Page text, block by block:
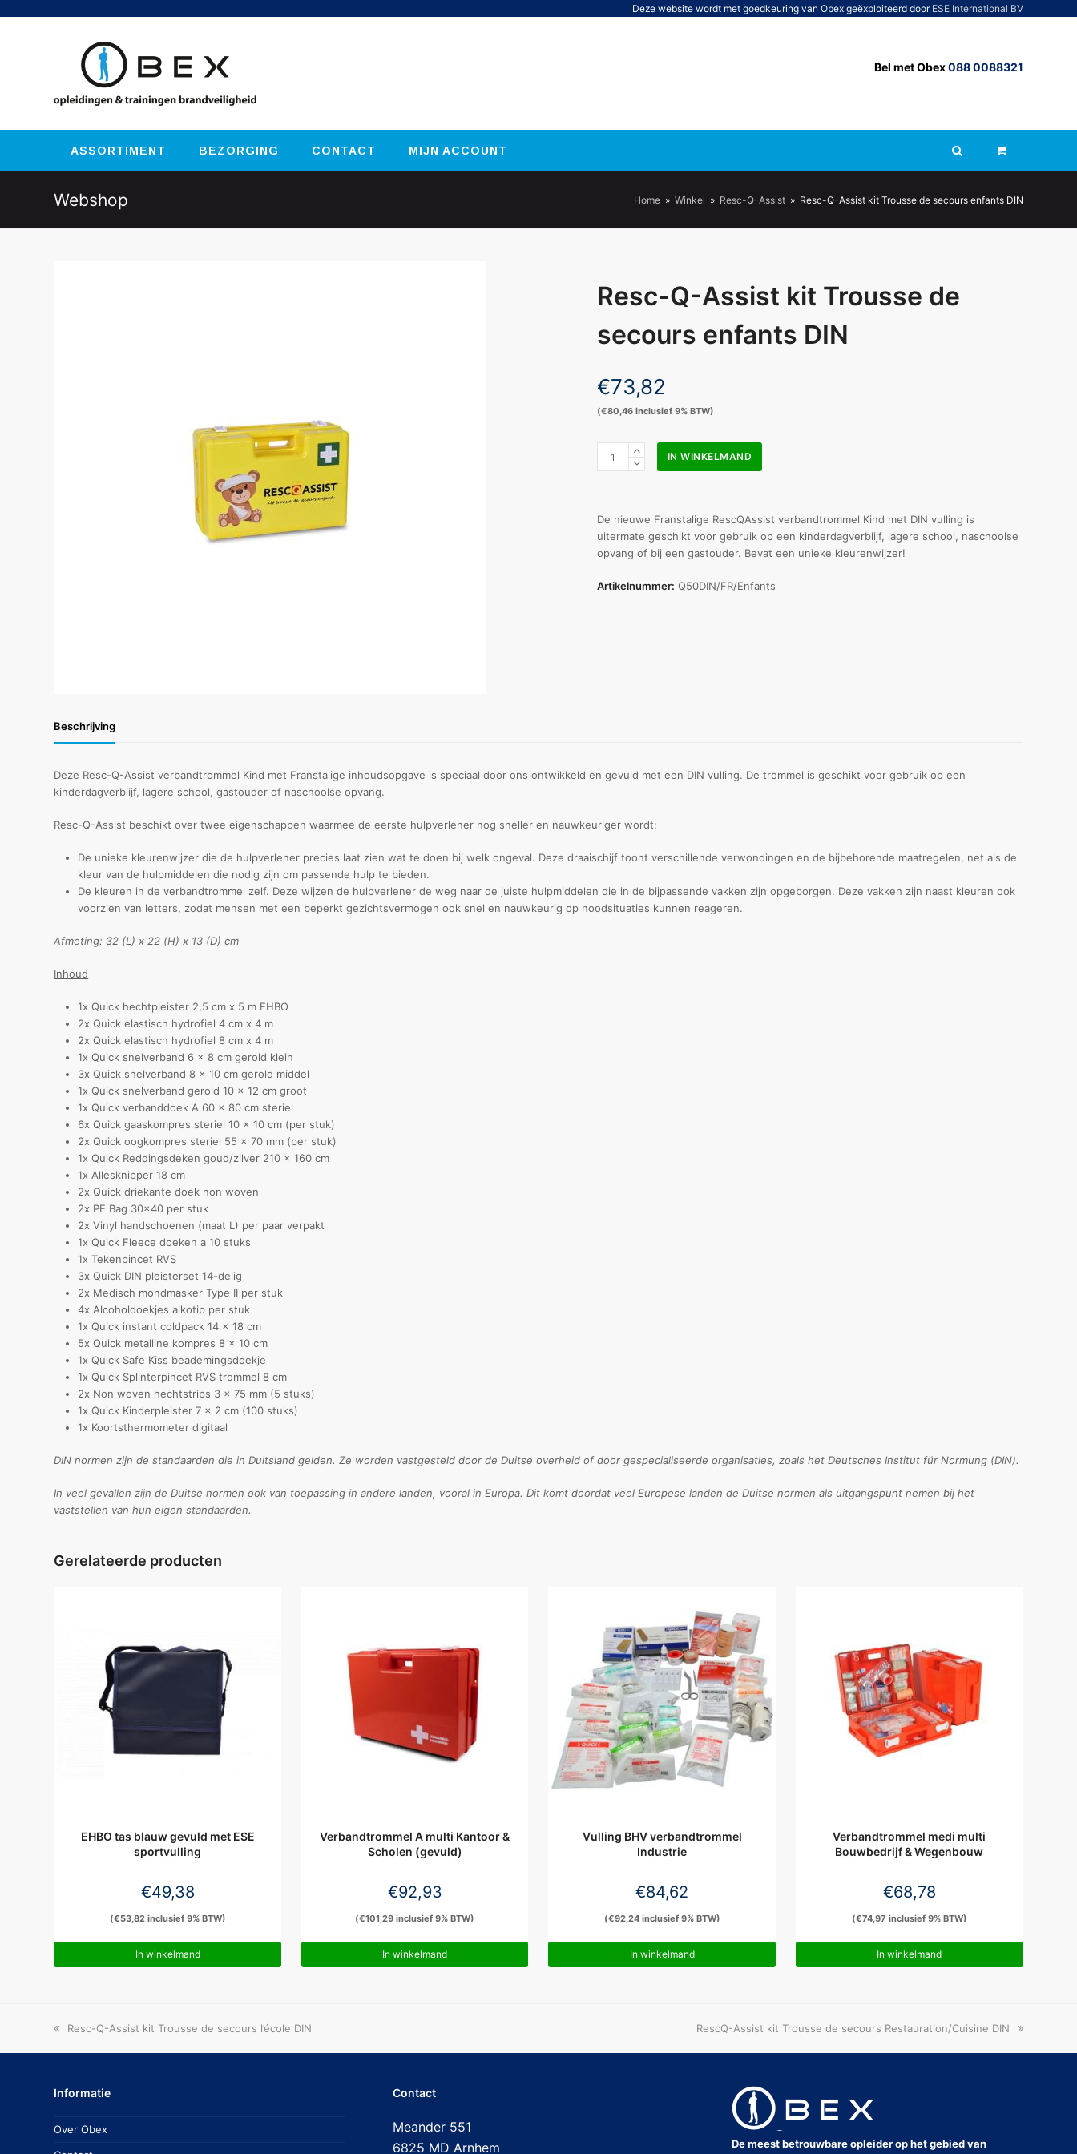
Deze website wordt met goedkeuring van Obex geëxploiteerd door ESE International BV
Bel met Obex088 0088321
ASSORTIMENT BEZORGING CONTACT MIJN ACCOUNT
Webshop Home » Winkel » Resc-Q-Assist » Resc-Q-Assist kit Trousse de secours enfants DIN
Resc-Q-Assist kit Trousse de
secours enfants DIN
€73,82
(€80,46inclusief 9% BTW)
Trousse
de
secours
DIN
IN WINKELMAND
De nieuwe Franstalige RescQAssist verbandtrommel Kind met DIN vulling is
uitermate geschikt voor gebruik op een kinderdagverblijf, lagere school, naschoolse
opvang of bij een gastouder. Bevat een unieke kleurenwijzer!
Artikelnummer: Q50DIN/FR/Enfants
Beschrijving
Deze Resc-Q-Assist verbandtrommel Kind met Franstalige inhoudsopgave is speciaal door ons ontwikkeld en gevuld met een DIN vulling. De trommel is geschikt voor gebruik op een
kinderdagverblijf, lagere school, gastouder of naschoolse opvang.
Resc-Q-Assist beschikt over twee eigenschappen waarmee de eerste hulpverlener nog sneller en nauwkeuriger wordt:
De unieke kleurenwijzer die de hulpverlener precies laat zien wat te doen bij welk ongeval. Deze draaischijf toont verschillende verwondingen en de bijbehorende maatregelen, net als de
kleur van de hulpmiddelen die nodig zijn om passende hulp te bieden.
De kleuren in de verbandtrommel zelf. Deze wijzen de hulpverlener de weg naar de juiste hulpmiddelen die in de bijpassende vakken zijn opgeborgen. Deze vakken zijn naast kleuren ook
voorzien van letters, zodat mensen met een beperkt gezichtsvermogen ook snel en nauwkeurig op noodsituaties kunnen reageren.
Afmeting: 32 (L) x 22 (H) x 13 (D) cm
Inhoud
1x Quick hechtpleister 2,5 cm x 5 m EHBO
2x Quick elastisch hydrofiel 4 cm x 4 m
2x Quick elastisch hydrofiel 8 cm x 4 m
1x Quick snelverband 6 x 8 cm gerold klein
3x Quick snelverband 8 x 10 cm gerold middel
1x Quick snelverband gerold 10 x 12 cm groot
1x Quick verbanddoek A 60 x 80 cm steriel
6x Quick gaaskompres steriel 10 x 10 cm (per stuk)
2x Quick oogkompres steriel 55 x 70 mm (per stuk)
1x Quick Reddingsdeken goud/zilver 210 x 160 cm
1x Allesknipper 18 cm
2x Quick driekante doek non woven
2x PE Bag 30×40 per stuk
2x Vinyl handschoenen (maat L) per paar verpakt
1x Quick Fleece doeken a 10 stuks
1x Tekenpincet RVS
3x Quick DIN pleisterset 14-delig
2x Medisch mondmasker Type II per stuk
4x Alcoholdoekjes alkotip per stuk
1x Quick instant coldpack 14 x 18 cm
5x Quick metalline kompres 8 x 10 cm
1x Quick Safe Kiss beademingsdoekje
1x Quick Splinterpincet RVS trommel 8 cm
2x Non woven hechtstrips 3 x 75 mm (5 stuks)
1x Quick Kinderpleister 7 x 2 cm (100 stuks)
1x Koortsthermometer digitaal
DIN normen zijn de standaarden die in Duitsland gelden. Ze worden vastgesteld door de Duitse overheid of door gespecialiseerde organisaties, zoals het Deutsches Institut für Normung (DIN).
In veel gevallen zijn de Duitse normen ook van toepassing in andere landen, vooral in Europa. Dit komt doordat veel Europese landen de Duitse normen als uitgangspunt nemen bij het
vaststellen van hun eigen standaarden.
Gerelateerde producten
EHBO tas blauw gevuld met ESE
sportvulling
€49,38
(€53,82inclusief 9% BTW)
In winkelmand
Verbandtrommel A multi Kantoor &
Scholen (gevuld)
€92,93
(€101,29 inclusief 9% BTW)
In winkelmand
Vulling BHV verbandtrommel
Industrie
€84,62
(€92,24inclusief 9% BTW)
In winkelmand
Verbandtrommel medi multi
Bouwbedrijf & Wegenbouw
€68,78
(€74,97 inclusief 9% BTW)
In winkelmand
previous
Resc-Q-Assist kit Trousse de secours l’école DIN
next
RescQ-Assist kit Trousse de secours Restauration/Cuisine DIN
Informatie
Over Obex
Contact
Meander 551
6825 MD Arnhem
De meest betrouwbare opleider op het gebied van